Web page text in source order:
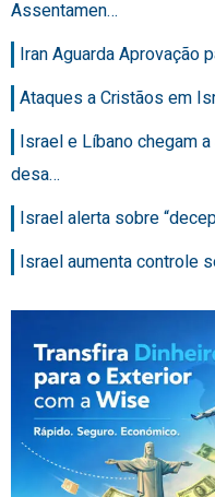
Assentamen…
Iran Aguarda Aprovação
Ataques a Cristãos em
Israel e Líbano chegam
desa…
Israel alerta sobre
Israel aumenta controle